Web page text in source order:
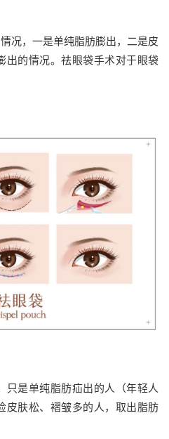
况，一是单纯脂肪膨出，二是皮
出的情况。祛眼袋手术对于眼袋
只是单纯脂肪疝出的人（年轻人
皮肤松、褶皱多的人，取出脂肪